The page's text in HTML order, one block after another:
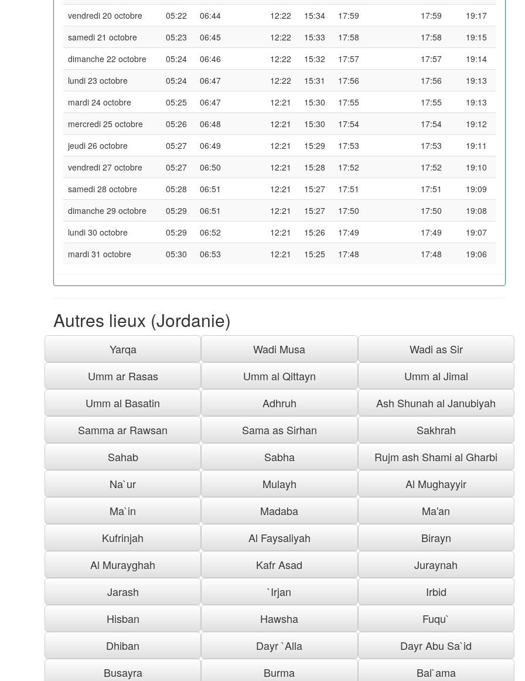
vendredi 20 octobre
05:22 06:44 12:22 15:34 17:59 17:59
19:17
samedi 21 octobre
05:23 06:45 12:22 15:33 17:58 17:58
19:15
dimanche 22 octobre
05:24 06:46 12:22 15:32 17:57 17:57
19:14
lundi 23 octobre
05:24 06:47 12:22 15:31 17:56 17:56
19:13
mardi 24 octobre
05:25 06:47 12:21 15:30 17:55 17:55
19:13
mercredi 25 octobre
05:26 06:48 12:21 15:30 17:54 17:54
19:12
jeudi 26 octobre
05:27 06:49 12:21 15:29 17:53 17:53
19:11
vendredi 27 octobre
05:27 06:50 12:21 15:28 17:52 17:52
19:10
samedi 28 octobre
05:28 06:51 12:21 15:27 17:51 17:51
19:09
dimanche 29 octobre
05:29 06:51 12:21 15:27 17:50 17:50
19:08
lundi 30 octobre
05:29 06:52 12:21 15:26 17:49 17:49
19:07
mardi 31 octobre
05:30 06:53 12:21 15:25 17:48 17:48 19:06
Autres lieux (Jordanie)
Yarqa Wadi Musa
Wadi as Sir
Umm ar Rasas
Umm al Qittayn
Umm al Jimal
Umm al Basatin
Adhruh
Ash Shunah al Janubiyah
Samma ar Rawsan
Sama as Sirhan
Sakhrah
Sahab
Sabha
Rujm ash Shami al Gharbi
Na`ur
Mulayh
Al Mughayyir
Ma`in
Madaba
Ma'an
Kufrinjah
Al Faysaliyah
Birayn
Al Murayghah
Kafr Asad
Juraynah
Jarash
`Irjan
Irbid
Hisban
Hawsha
Fuqu`
Dhiban
Dayr `Alla
Dayr Abu Sa`id
Busayra
Burma Bal`ama